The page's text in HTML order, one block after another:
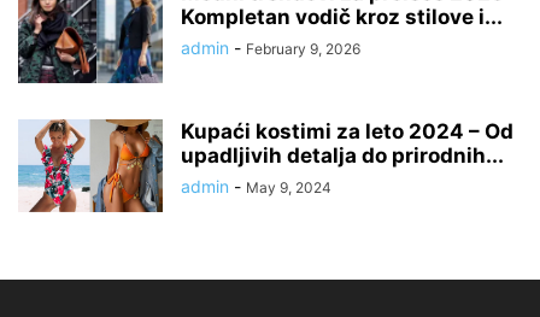
Kompletan vodič kroz stilove i...
admin - February 9, 2026
Kupaći kostimi za leto 2024 – Od
upadljivih detalja do prirodnih...
admin - May 9, 2024